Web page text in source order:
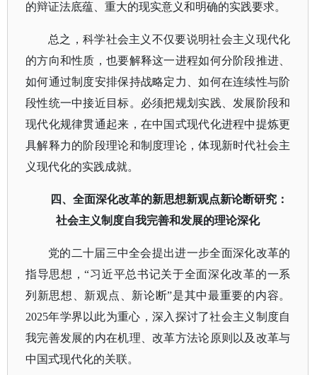
的辩证法底蕴、重大的现实意义和明确的实践要求。
总之，科学社会主义不仅要说明社会主义现代化
的方向和性质，也要解释这一进程如何分阶段推进、
如何通过制度安排保持战略定力、如何在连续性与阶
段性统一中接近目标。必须把规划实践、发展阶段和
现代化规律贯通起来，在中国式现代化进程中提炼更
具解释力的阶段理论和制度理论，体现新时代社会主
义现代化的实践成就。
四、全面深化改革的新思想新观点新论断研究：
社会主义制度自我完善和发展的理论深化
党的二十届三中全会提出进一步全面深化改革的
指导思想，“习近平总书记关于全面深化改革的一系
列新思想、新观点、新论断”是其中最重要的内容。
2025年学界以此为重心，深入探讨了社会主义制度自
我完善发展的内在机理、改革方法论原则以及改革与
中国式现代化的关联。